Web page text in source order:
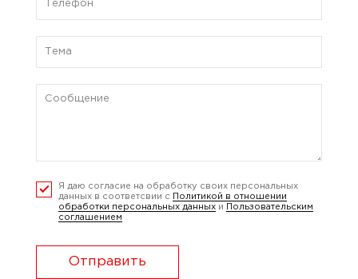
Я даю согласие на обработку своих персональных
данных в соответсвии с
Политикой в отношении
обработки персональных данных и
Пользовательским
соглашением
Отправить